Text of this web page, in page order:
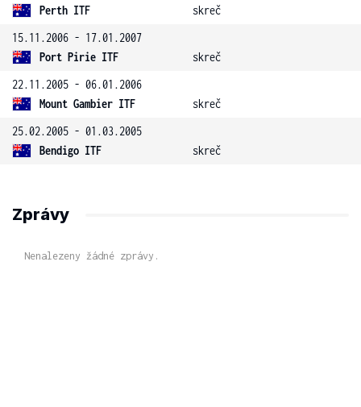
Perth ITF
skreč
15.11.2006 - 17.01.2007
Port Pirie ITF
skreč
22.11.2005 - 06.01.2006
Mount Gambier ITF
skreč
25.02.2005 - 01.03.2005
Bendigo ITF
skreč
Zprávy
Nenalezeny žádné zprávy.